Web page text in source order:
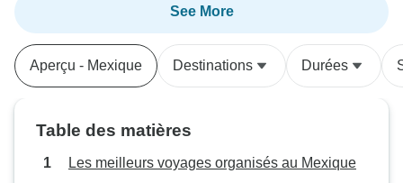
See More
Aperçu - Mexique Destinations Durées
Table des matières
Les meilleurs voyages organisés au Mexique